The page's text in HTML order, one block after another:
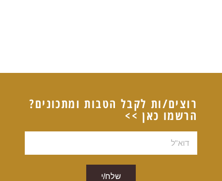
רוצים/ות לקבל הטבות ומתכונים?
הרשמו כאן >>
שלח/י